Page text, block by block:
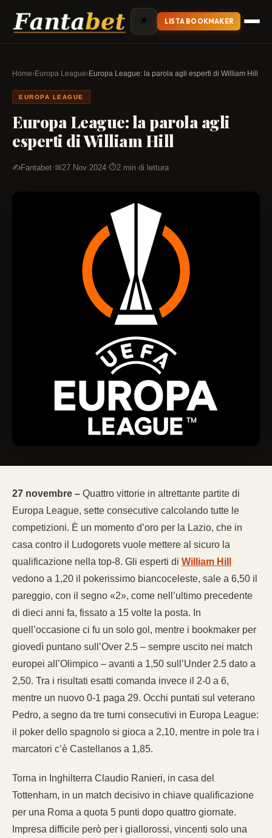
☀️ LISTA BOOKMAKER
Home›Europa League›Europa League: la parola agli esperti di William Hill
EUROPA LEAGUE
Europa League: la parola agli
esperti di William Hill
✍️Fantabet· 📅27 Nov 2024·⏱️2 min di lettura
27 novembre – Quattro vittorie in altrettante partite di
Europa League, sette consecutive calcolando tutte le
competizioni. È un momento d’oro per la Lazio, che in
casa contro il Ludogorets vuole mettere al sicuro la
qualificazione nella top-8. Gli esperti di William Hill
vedono a 1,20 il pokerissimo biancoceleste, sale a 6,50 il
pareggio, con il segno «2», come nell’ultimo precedente
di dieci anni fa, fissato a 15 volte la posta. In
quell’occasione ci fu un solo gol, mentre i bookmaker per
giovedì puntano sull’Over 2.5 – sempre uscito nei match
europei all’Olimpico – avanti a 1,50 sull’Under 2.5 dato a
2,50. Tra i risultati esatti comanda invece il 2-0 a 6,
mentre un nuovo 0-1 paga 29. Occhi puntati sul veterano
Pedro, a segno da tre turni consecutivi in Europa League:
il poker dello spagnolo si gioca a 2,10, mentre in pole tra i
marcatori c’è Castellanos a 1,85.
Torna in Inghilterra Claudio Ranieri, in casa del
Tottenham, in un match decisivo in chiave qualificazione
per una Roma a quota 5 punti dopo quattro giornate.
Impresa difficile però per i giallorossi, vincenti solo una